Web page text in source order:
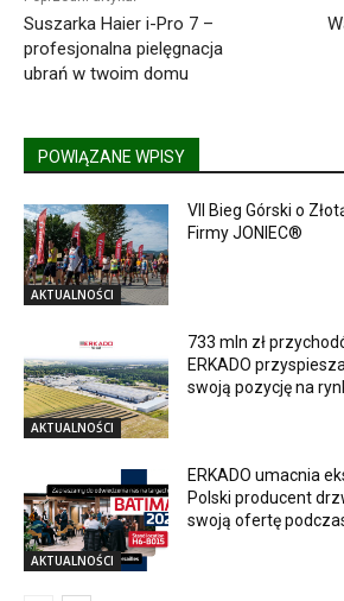
Suszarka Haier i-Pro 7 –
profesjonalna pielęgnacja
ubrań w twoim domu
POWIĄZANE WPISY
AKTUALNOŚCI
VII Bieg Górski o
Firmy JONIEC®
AKTUALNOŚCI
733 mln zł
ERKADO
swoją pozycję na
AKTUALNOŚCI
ERKADO umacnia
Polski producent
swoją ofertę